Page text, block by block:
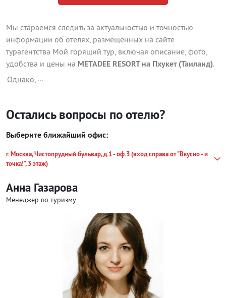
Мы стараемся следить за актуальностью и точностью
информации об отелях, размещённых на сайте
турагентства Мой горящий тур, включая описание, фото,
удобства и цены на METADEE RESORT на Пхукет (Таиланд).
Однако, ...
Остались вопросы по отелю?
Выберите ближайший офис:
г. Москва, Чистопрудный бульвар, д.1 - оф.3 (вход справа от "Вкусно - и
точка!", 3 этаж)
Анна Газарова
Менеджер по туризму